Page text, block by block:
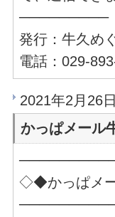
─────────
発行：牛久め
電話：029-
2021年2月26
かっぱメール
◇◆かっぱメ